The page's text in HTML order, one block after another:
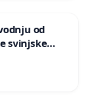
od
svinjske